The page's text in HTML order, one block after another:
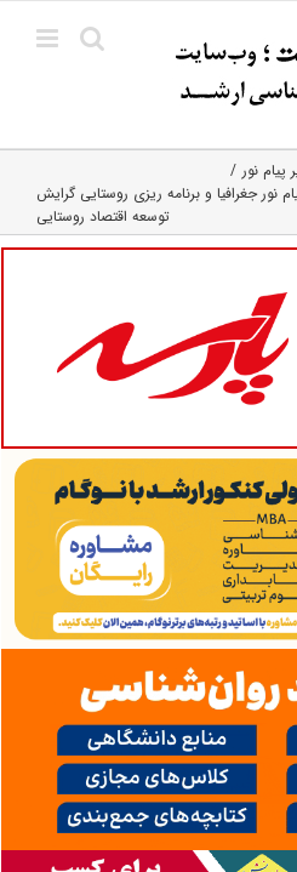
پیام نور
نور جغرافیا و برنامه ریزی روستایی گرایش
توسعه اقتصاد روستایی